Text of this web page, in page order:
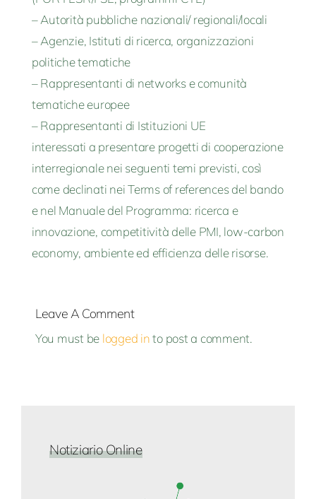
– Autorità pubbliche nazionali/ regionali/locali
– Agenzie, Istituti di ricerca, organizzazioni
politiche tematiche
– Rappresentanti di networks e comunità
tematiche europee
– Rappresentanti di Istituzioni UE
interessati a presentare progetti di cooperazione
interregionale nei seguenti temi previsti, così
come declinati nei Terms of references del bando
e nel Manuale del Programma: ricerca e
innovazione, competitività delle PMI, low-carbon
economy, ambiente ed efficienza delle risorse.
Leave A Comment
You must be logged into post a comment.
Notiziario Online